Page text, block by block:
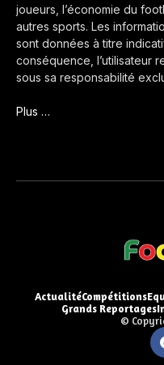
joueurs, l’économie du
autres sports. Les
sont données à titre
conséquence, l’utilisateur
sous sa responsabilité
Plus …
ActualitéCompétitions
Grands Reportages
©